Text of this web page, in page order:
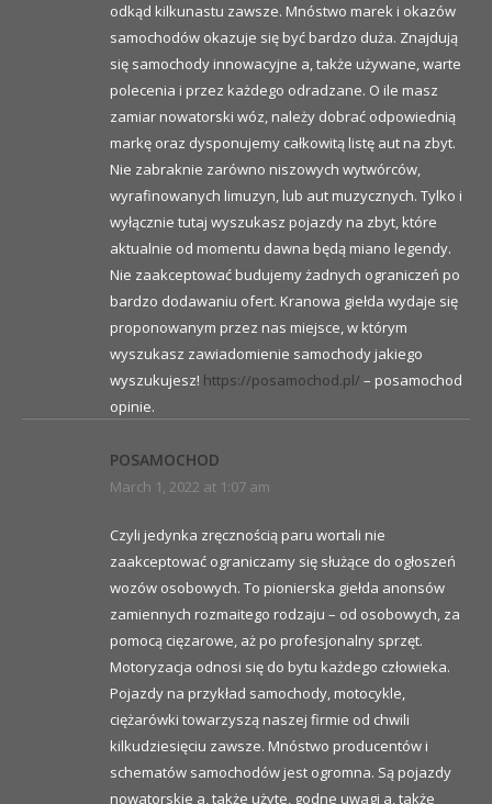
odkąd kilkunastu zawsze. Mnóstwo marek i okazów
samochodów okazuje się być bardzo duża. Znajdują
się samochody innowacyjne a, także używane, warte
polecenia i przez każdego odradzane. O ile masz
zamiar nowatorski wóz, należy dobrać odpowiednią
markę oraz dysponujemy całkowitą listę aut na zbyt.
Nie zabraknie zarówno niszowych wytwórców,
wyrafinowanych limuzyn, lub aut muzycznych. Tylko i
wyłącznie tutaj wyszukasz pojazdy na zbyt, które
aktualnie od momentu dawna będą miano legendy.
Nie zaakceptować budujemy żadnych ograniczeń po
bardzo dodawaniu ofert. Kranowa giełda wydaje się
proponowanym przez nas miejsce, w którym
wyszukasz zawiadomienie samochody jakiego
wyszukujesz! https://posamochod.pl/ – posamochod
opinie.
POSAMOCHOD
March 1, 2022 at 1:07 am
Czyli jedynka zręcznością paru wortali nie
zaakceptować ograniczamy się służące do ogłoszeń
wozów osobowych. To pionierska giełda anonsów
zamiennych rozmaitego rodzaju – od osobowych, za
pomocą cięzarowe, aż po profesjonalny sprzęt.
Motoryzacja odnosi się do bytu każdego człowieka.
Pojazdy na przykład samochody, motocykle,
ciężarówki towarzyszą naszej firmie od chwili
kilkudziesięciu zawsze. Mnóstwo producentów i
schematów samochodów jest ogromna. Są pojazdy
nowatorskie a, także użyte, godne uwagi a, także